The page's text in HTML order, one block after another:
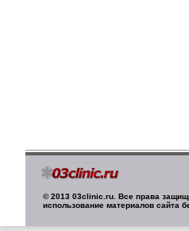
© 2013 03clinic.ru. Все права
использование материалов сайта